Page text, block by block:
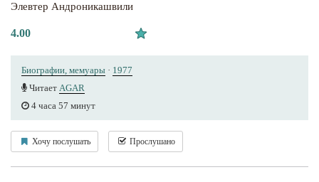
Элевтер Андроникашвили
4.00
Биографии, мемуары · 1977
Читает AGAR
4 часа 57 минут
Хочу послушать Прослушано